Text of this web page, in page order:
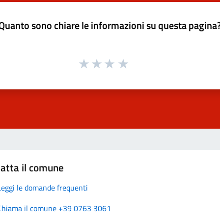
sono chiare le informazioni su questa
il comune
le domande frequenti
il comune +39 0763 3061